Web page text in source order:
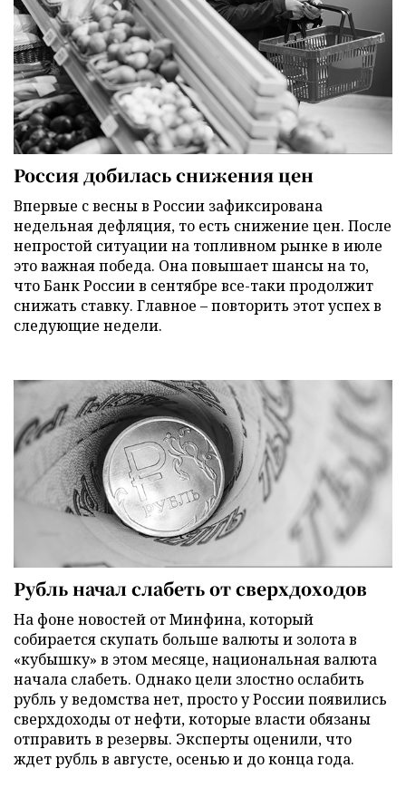
Россия добилась снижения цен
Впервые с весны в России зафиксирована
недельная дефляция, то есть снижение цен. После
непростой ситуации на топливном рынке в июле
это важная победа. Она повышает шансы на то,
что Банк России в сентябре все-таки продолжит
снижать ставку. Главное – повторить этот успех в
следующие недели.
Рубль начал слабеть от сверхдоходов
На фоне новостей от Минфина, который
собирается скупать больше валюты и золота в
«кубышку» в этом месяце, национальная валюта
начала слабеть. Однако цели злостно ослабить
рубль у ведомства нет, просто у России появились
сверхдоходы от нефти, которые власти обязаны
отправить в резервы. Эксперты оценили, что
ждет рубль в августе, осенью и до конца года.